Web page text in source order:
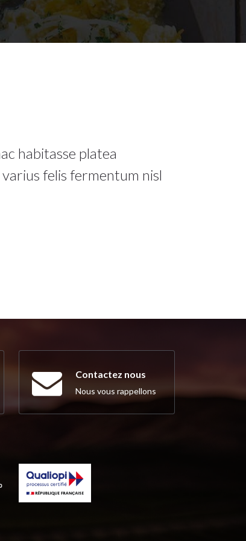
habitasse platea
felis fermentum nisl
Contactez nous
Nous vous rappellons